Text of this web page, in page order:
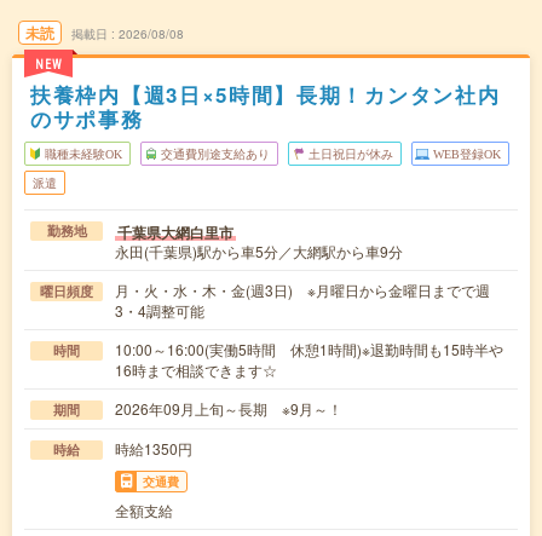
未読
NEW
掲載日 2026/08/08
扶養枠内【週3日×5時間】長期！カンタン社内
のサポ事務
職種未経験OK 交通費別途支給あり 土日祝日が休み WEB登録OK
派遣
勤務地 千葉県大網白里市
永田(千葉県)駅から車5分／大網駅から車9分
曜日頻度
月・火・水・木・金(週3日) ※月曜日から金曜日までで週
3・4調整可能
時間
10:00～16:00(実働5時間 休憩1時間)※退勤時間も15時半や
16時まで相談できます☆
期間 2026年09月上旬～長期 ※9月～！
時給 時給1350円
交通費
全額支給